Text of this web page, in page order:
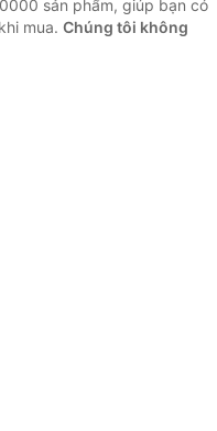
sản phẩm, giúp bạn có
mua. Chúng tôi không